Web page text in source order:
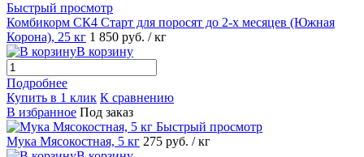
Быстрый просмотр
Комбикорм СК4 Старт для поросят до 2-х месяцев (Южная
Корона), 25 кг 1 850 руб. / кг
В корзину
Подробнее
Купить в 1 клик К сравнению
В избранное Под заказ
Быстрый просмотр
Мука Мясокостная, 5 кг 275 руб. / кг